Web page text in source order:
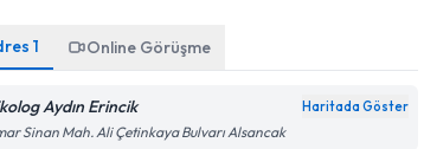
1 Online Görüşme
Aydın Erincik Haritada Göster
Sinan Mah. Ali Çetinkaya Bulvarı Alsancak